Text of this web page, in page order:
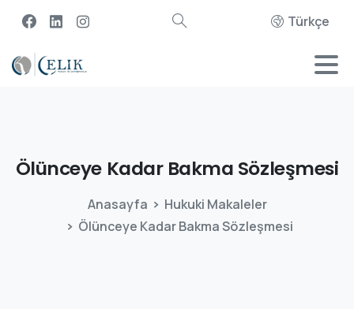
Türkçe
Ölünceye Kadar Bakma Sözleşmesi
Anasayfa
Hukuki Makaleler
Ölünceye Kadar Bakma Sözleşmesi